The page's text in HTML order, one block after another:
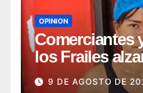
OPINION
Comerciantes
los Frailes
prolongados
9 DE AGOSTO DE